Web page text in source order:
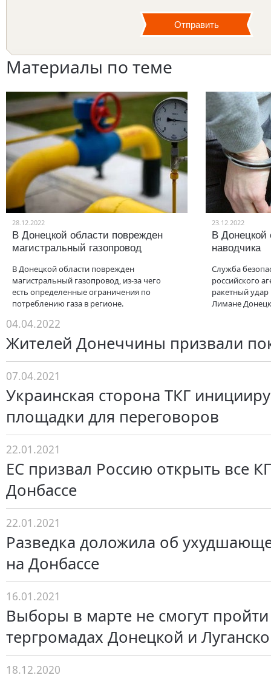
Материалы по теме
28.12.2022
В Донецкой области поврежден
магистральный газопровод
В Донецкой области поврежден
магистральный газопровод, из-за чего
есть определенные ограничения по
потреблению газа в регионе.
23.12.2022
В Донецкой
наводчика
Служба
российского
ракетный
Лимане
04.04.2022
Жителей Донеччины призвали
07.04.2021
Украинская сторона ТКГ
площадки для переговоров
22.01.2021
ЕС призвал Россию открыть все
Донбассе
22.01.2021
Разведка доложила об
на Донбассе
16.01.2021
Выборы в марте не смогут
тергромадах Донецкой и
18.12.2020